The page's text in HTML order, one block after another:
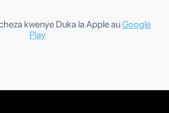
kwenye Duka la Apple auGoogle
Play